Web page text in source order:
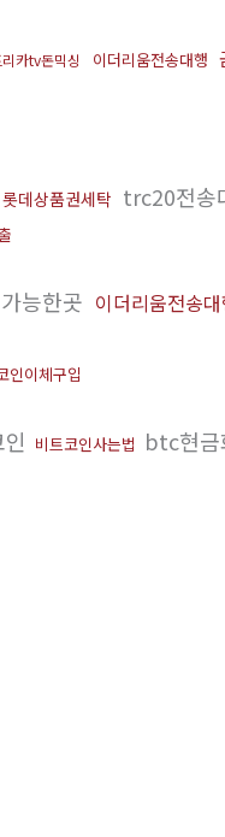
카tv돈믹싱 이더리움전송대행
롯데상품권세탁 trc20전송
능한곳 이더리움전송대
인이체구입
비트코인사는법 btc현금